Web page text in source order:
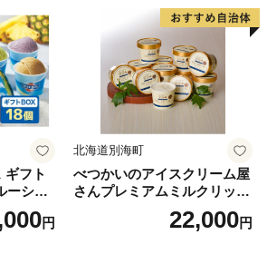
ギフト
ーシー
アイ
可能 送円
北海道別海町
べつかいのアイスクリーム屋
さんプレミアムミルクリッチ
12個（AP-01）（ 北海道アイ
ス 北海道産アイス アイス ア
22,000円